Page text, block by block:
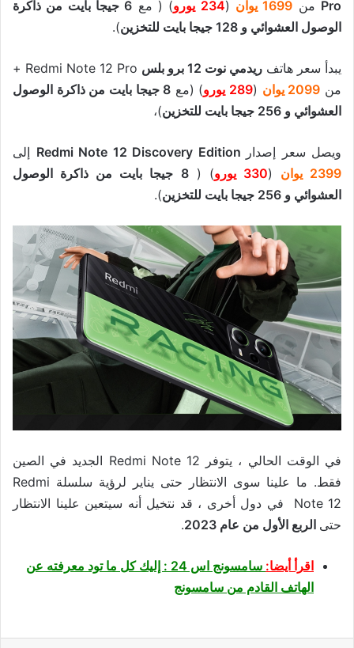
Pro من 1699 يوان (234 يورو ) ( مع
6 جيجا بايت من ذاكرة
الوصول العشوائي و 128 جيجا بايت للتخزين
).
يبدأ سعر هاتف ريدمي نوت 12 برو بلس
Redmi Note 12 Pro +
من 2099 يوان (289 يورو ) (مع
8 جيجا بايت من ذاكرة الوصول
العشوائي و 256 جيجا بايت للتخزين
)،
ويصل سعر إصدار
إلى
2399 يوان
(330 يورو ) (
8 جيجا بايت من ذاكرة الوصول
العشوائي و 256 جيجا بايت للتخزين
).
في الوقت الحالي ، يتوفر Redmi Note 12 الجديد في الصين
فقط. ما علينا سوى الانتظار حتى يناير لرؤية سلسلة Redmi
Note 12 في دول أخرى ، قد نتخيل أنه سيتعين علينا الانتظار
حتى الربع الأول من عام 2023 .
اقرأ أيضا:
سامسونج اس 24 : إليك كل ما تود معرفته عن
الهاتف القادم من سامسونج